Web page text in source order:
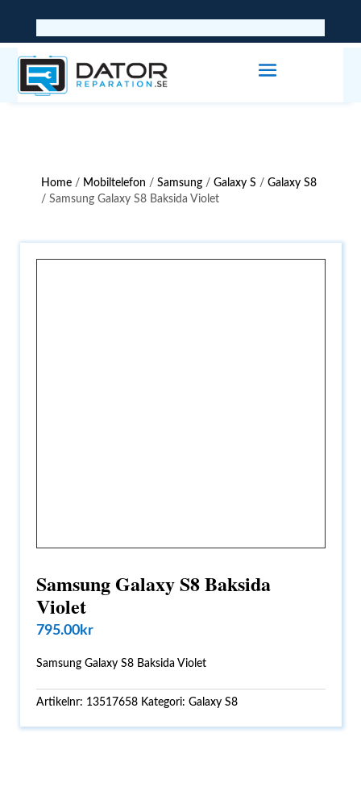
Home / Mobiltelefon /Samsung /Galaxy S /Galaxy S8
/ Samsung Galaxy S8 Baksida Violet
Samsung Galaxy S8 Baksida
Violet
795.00kr
Samsung Galaxy S8 Baksida Violet
Artikelnr: 13517658 Kategori:Galaxy S8